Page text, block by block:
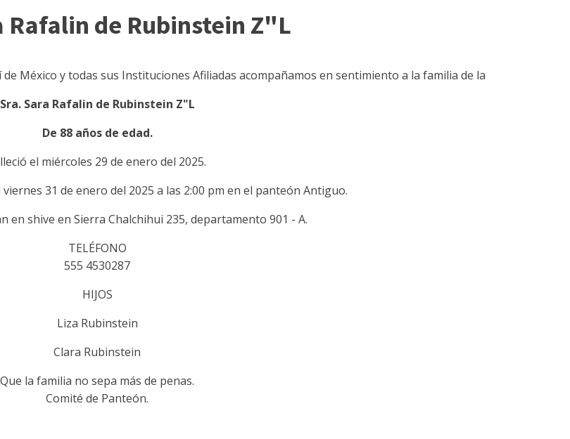
Rafalin de Rubinstein Z"L
México y todas sus Instituciones Afiliadas acompañamos en sentimiento a la familia de la
Sra. Sara Rafalin de Rubinstein Z"L
De 88 años de edad.
el miércoles 29 de enero del 2025.
31 de enero del 2025 a las 2:00 pm en el panteón Antiguo.
en shive en Sierra Chalchihui 235, departamento 901 - A.
TELÉFONO
555 4530287
HIJOS
Liza Rubinstein
Clara Rubinstein
Que la familia no sepa más de penas.
Comité de Panteón.